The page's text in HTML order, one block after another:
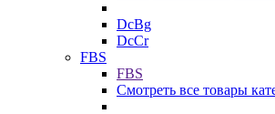
DcBg
DcCr
FBS
FBS
Смотреть все товары